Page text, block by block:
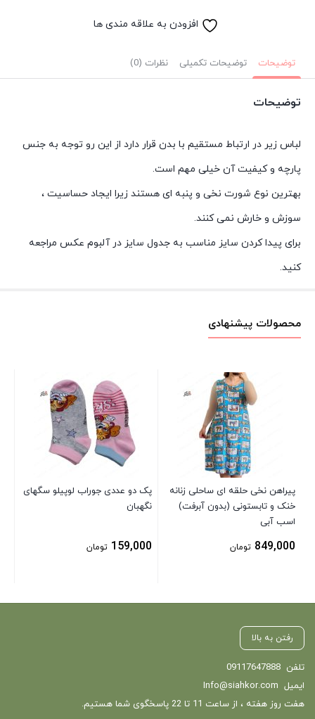
افزودن به علاقه مندی ها
توضیحات توضیحات تکمیلی نظرات (0)
توضیحات
لباس زیر در ارتباط مستقیم با بدن قرار دارد از این رو توجه به جنس
پارچه و کیفیت آن خیلی مهم است.
بهترین نوع شورت نخی و پنبه ای هستند زیرا ایجاد حساسیت ،
سوزش و خارش نمی کنند.
برای پیدا کردن سایز مناسب به جدول سایز در آلبوم عکس مراجعه
کنید.
محصولات پیشنهادی
پیراهن نخی حلقه ای ساحلی زنانه
خنک و تابستونی (بدون آبرفت)
اسب آبی
849,000 تومان
پک دو عددی جوراب لوپیلو سگهای
نگهبان
159,000 تومان
رفتن به بالا
تلفن 09117647888
ایمیل Info@siahkor.com
هفت روز هفته ، از ساعت 11 تا 22 پاسخگوی شما هستیم.